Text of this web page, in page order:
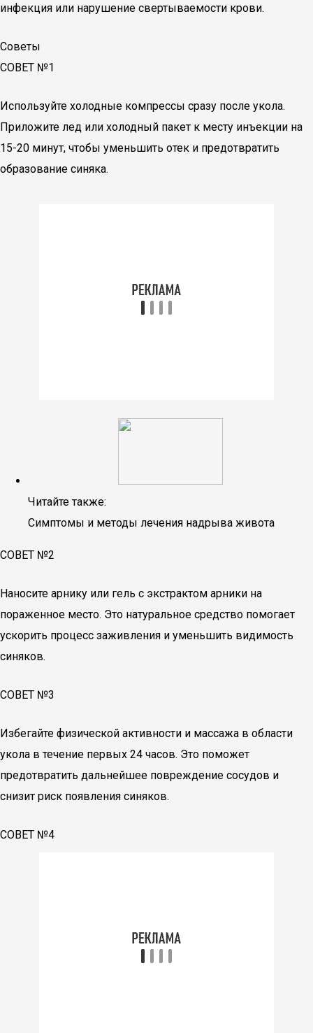
инфекция или нарушение свертываемости крови.
Советы
СОВЕТ №1
Используйте холодные компрессы сразу после укола.
Приложите лед или холодный пакет к месту инъекции на
15-20 минут, чтобы уменьшить отек и предотвратить
образование синяка.
Читайте также:
Симптомы и методы лечения надрыва живота
СОВЕТ №2
Наносите арнику или гель с экстрактом арники на
пораженное место. Это натуральное средство помогает
ускорить процесс заживления и уменьшить видимость
синяков.
СОВЕТ №3
Избегайте физической активности и массажа в области
укола в течение первых 24 часов. Это поможет
предотвратить дальнейшее повреждение сосудов и
снизит риск появления синяков.
СОВЕТ №4